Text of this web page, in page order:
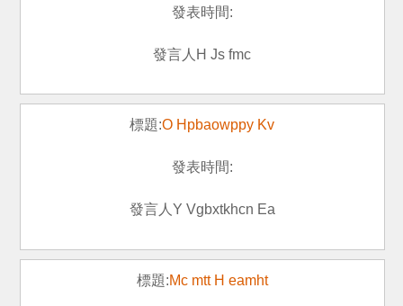
H Js fmc
O Hpbaowppy Kv
Y Vgbxtkhcn Ea
Mc mtt H eamht